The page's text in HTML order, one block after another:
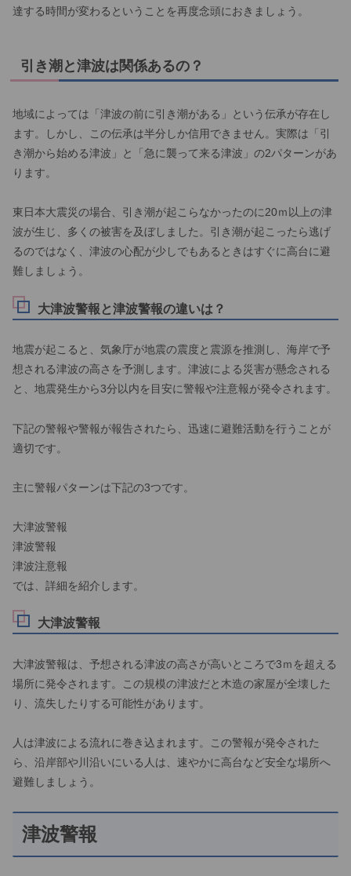
達する時間が変わるということを再度念頭におきましょう。
引き潮と津波は関係あるの？
地域によっては「津波の前に引き潮がある」という伝承が存在し
ます。しかし、この伝承は半分しか信用できません。実際は「引
き潮から始める津波」と「急に襲って来る津波」の2パターンがあ
ります。
東日本大震災の場合、引き潮が起こらなかったのに20ｍ以上の津
波が生じ、多くの被害を及ぼしました。引き潮が起こったら逃げ
るのではなく、津波の心配が少しでもあるときはすぐに高台に避
難しましょう。
大津波警報と津波警報の違いは？
地震が起こると、気象庁が地震の震度と震源を推測し、海岸で予
想される津波の高さを予測します。津波による災害が懸念される
と、地震発生から3分以内を目安に警報や注意報が発令されます。
下記の警報や警報が報告されたら、迅速に避難活動を行うことが
適切です。
主に警報パターンは下記の3つです。
大津波警報
津波警報
津波注意報
では、詳細を紹介します。
大津波警報
大津波警報は、予想される津波の高さが高いところで3ｍを超える
場所に発令されます。この規模の津波だと木造の家屋が全壊した
り、流失したりする可能性があります。
人は津波による流れに巻き込まれます。この警報が発令された
ら、沿岸部や川沿いにいる人は、速やかに高台など安全な場所へ
避難しましょう。
津波警報